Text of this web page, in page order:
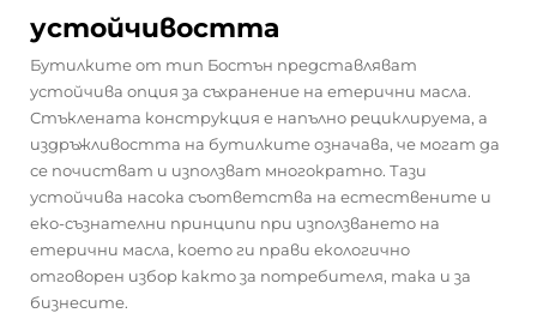
устойчивостта
Бутилките от тип Бостън представляват
устойчива опция за съхранение на етерични масла.
Стъклената конструкция е напълно рециклируема, а
издръжливостта на бутилките означава, че могат да
се почистват и използват многократно. Тази
устойчива насока съответства на естествените и
еко-съзнателни принципи при използването на
етерични масла, което ги прави екологично
отговорен избор както за потребителя, така и за
бизнесите.